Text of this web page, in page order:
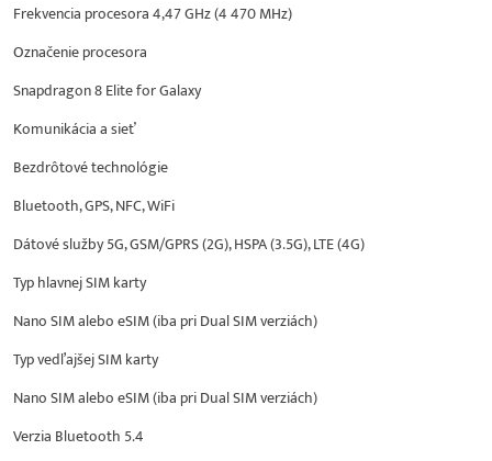
Frekvencia procesora 4,47 GHz (4 470 MHz)
Označenie procesora
Snapdragon 8 Elite for Galaxy
Komunikácia a sieť
Bezdrôtové technológie
Bluetooth, GPS, NFC, WiFi
Dátové služby 5G, GSM/GPRS (2G), HSPA (3.5G), LTE (4G)
Typ hlavnej SIM karty
Nano SIM alebo eSIM (iba pri Dual SIM verziách)
Typ vedľajšej SIM karty
Nano SIM alebo eSIM (iba pri Dual SIM verziách)
Verzia Bluetooth 5.4